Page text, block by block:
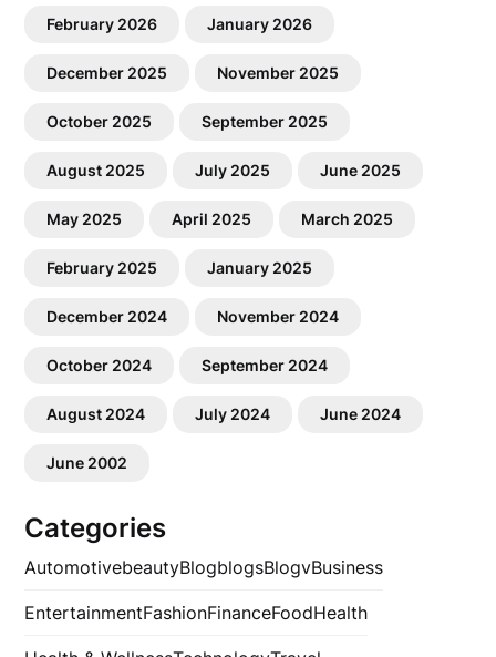
February 2026 January 2026
December 2025 November 2025
October 2025 September 2025
August 2025 July 2025 June 2025
May 2025 April 2025 March 2025
February 2025 January 2025
December 2024 November 2024
October 2024 September 2024
August 2024 July 2024 June 2024
June 2002
Categories
AutomotivebeautyBlogblogsBlogvBusiness
EntertainmentFashionFinanceFoodHealth